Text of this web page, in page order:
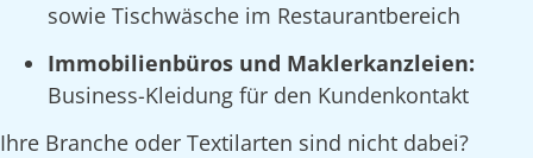
sowie Tischwäsche im Restaurantbereich
Immobilienbüros und Maklerkanzleien:
Business-Kleidung für den Kundenkontakt
Ihre Branche oder Textilarten sind nicht dabei?